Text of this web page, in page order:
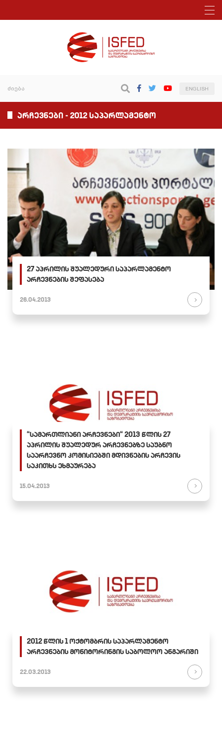
ENGLISH
არჩევნები - 2012 საპარლამენტო
27 აპრილის შუალედური საპარლამენტო
არჩევნების შეფასება
26.04.2013
“სამართლიანი არჩევნები“ 2013 წლის 27
აპრილის შუალედურ არჩევნებზე საუბნო
საარჩევნო კომისიებში მდივნების არჩევის
საკითხს ეხმაურება
15.04.2013
2012 წლის 1 ოქტომბრის საპარლამენტო
არჩევნების მონიტორინგის საბოლოო ანგარიში
22.03.2013